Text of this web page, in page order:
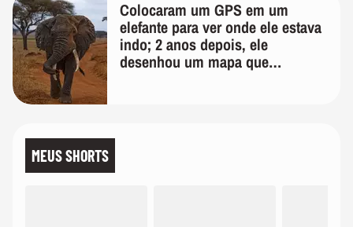
Colocaram um GPS em um
elefante para ver onde ele estava
indo; 2 anos depois, ele
desenhou um mapa que
MEUS SHORTS